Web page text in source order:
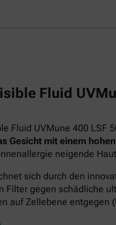
Fluid
Fluid UVMune 400 LSF
Gesicht mit einem
neigende
sich durch den
Filter gegen schädliche
auf Zellebene entgegen